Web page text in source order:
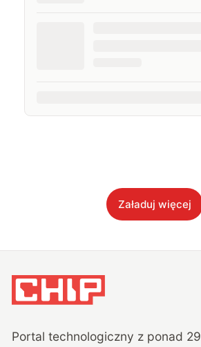
Załaduj więcej
Portal technologiczny z ponad 29